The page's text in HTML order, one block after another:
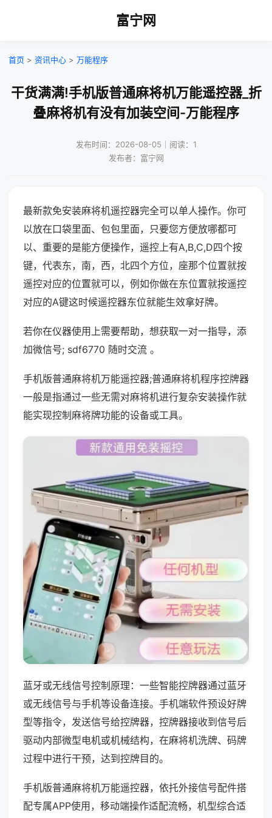
富宁网
首页 > 资讯中心 > 万能程序
干货满满!手机版普通麻将机万能遥控器_折
叠麻将机有没有加装空间-万能程序
发布时间：2026-08-05｜阅读：1
发布者：富宁网
最新款免安装麻将机遥控器完全可以单人操作。你可
以放在口袋里面、包包里面，只要您方便放哪都可
以、重要的是能方便操作，遥控上有A,B,C,D四个按
键，代表东，南，西，北四个方位，座那个位置就按
遥控对应的位置就可以，例如你做在东位置就按遥控
对应的A键这时候遥控器东位就能生效拿好牌。
若你在仪器使用上需要帮助，想获取一对一指导，添
加微信号; sdf6770 随时交流 。
手机版普通麻将机万能遥控器;普通麻将机程序控牌器
一般是指通过一些无需对麻将机进行复杂安装操作就
能实现控制麻将牌功能的设备或工具。
蓝牙或无线信号控制原理：一些智能控牌器通过蓝牙
或无线信号与手机等设备连接。手机端软件预设好牌
型等指令，发送信号给控牌器，控牌器接收到信号后
驱动内部微型电机或机械结构，在麻将机洗牌、码牌
过程中进行干预，达到控牌目的。
手机版普通麻将机万能遥控器，依托外接信号配件搭
配专属APP使用，移动端操作适配流畅，机型综合适